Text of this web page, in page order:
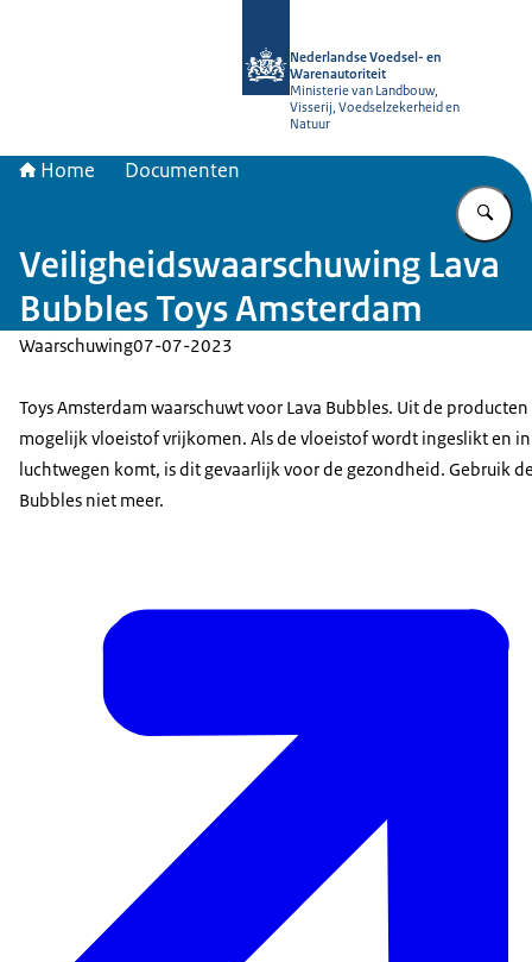
Nederlandse Voedsel- en
Warenautoriteit
Ministerie van Landbouw,
Visserij, Voedselzekerheid en
Natuur
Home Documenten
Veiligheidswaarschuwing Lava
Bubbles Toys Amsterdam
Waarschuwing07-07-2023
Toys Amsterdam waarschuwt voor Lava Bubbles. Uit de
mogelijk vloeistof vrijkomen. Als de vloeistof wordt ingeslikt en
luchtwegen komt, is dit gevaarlijk voor de gezondheid. Gebruik
Bubbles niet meer.